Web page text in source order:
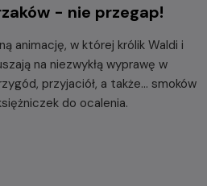
- nie przegap!
animację, w której królik Waldi i
na niezwykłą wyprawę w
przyjaciół, a także... smoków
do ocalenia.